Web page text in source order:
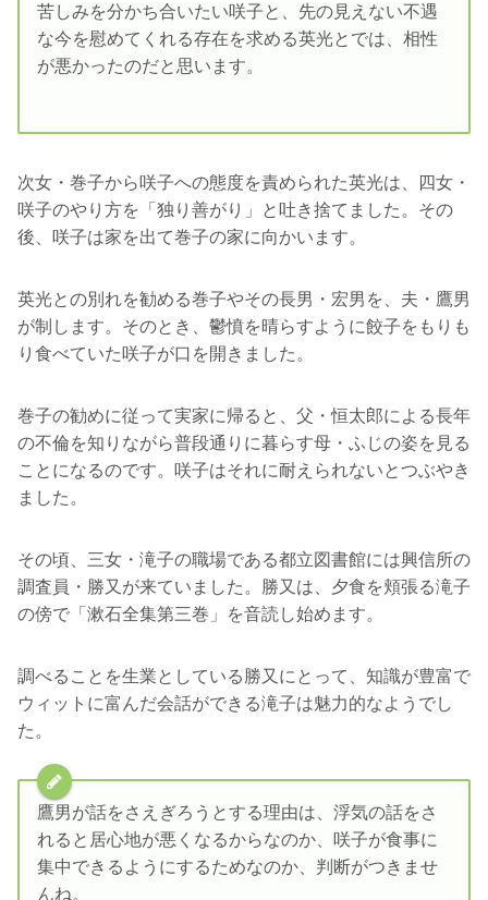
苦しみを分かち合いたい咲子と、先の見えない不遇
な今を慰めてくれる存在を求める英光とでは、相性
が悪かったのだと思います。
次女・巻子から咲子への態度を責められた英光は、四女・
咲子のやり方を「独り善がり」と吐き捨てました。その
後、咲子は家を出て巻子の家に向かいます。
英光との別れを勧める巻子やその長男・宏男を、夫・鷹男
が制します。そのとき、鬱憤を晴らすように餃子をもりも
り食べていた咲子が口を開きました。
巻子の勧めに従って実家に帰ると、父・恒太郎による長年
の不倫を知りながら普段通りに暮らす母・ふじの姿を見る
ことになるのです。咲子はそれに耐えられないとつぶやき
ました。
その頃、三女・滝子の職場である都立図書館には興信所の
調査員・勝又が来ていました。勝又は、夕食を頬張る滝子
の傍で「漱石全集第三巻」を音読し始めます。
調べることを生業としている勝又にとって、知識が豊富で
ウィットに富んだ会話ができる滝子は魅力的なようでし
た。
鷹男が話をさえぎろうとする理由は、浮気の話をさ
れると居心地が悪くなるからなのか、咲子が食事に
集中できるようにするためなのか、判断がつきませ
んね。